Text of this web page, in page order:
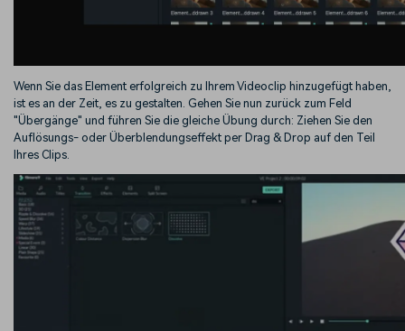
Wenn Sie das Element erfolgreich zu Ihrem Videoclip hinzugefügt haben,
ist es an der Zeit, es zu gestalten. Gehen Sie nun zurück zum Feld
"Übergänge" und führen Sie die gleiche Übung durch: Ziehen Sie den
Auflösungs- oder Überblendungseffekt per Drag & Drop auf den Teil
Ihres Clips.